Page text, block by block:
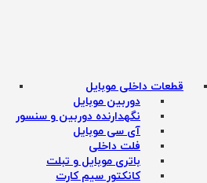
قطعات داخلی موبایل
دوربین موبایل
نگهدارنده دوربین و سنسور
آی سی موبایل
فلت داخلی
باتری موبایل و تبلت
کانکتور سیم کارت